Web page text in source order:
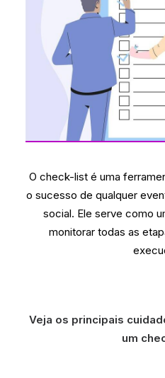
O check-list é uma
o sucesso de qualquer
social. Ele serve como
monitorar todas as
Veja os principais
um